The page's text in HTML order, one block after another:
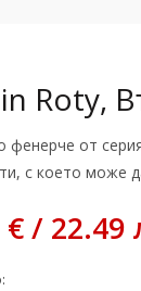
Roty,
от
с което може
€ / 22.49